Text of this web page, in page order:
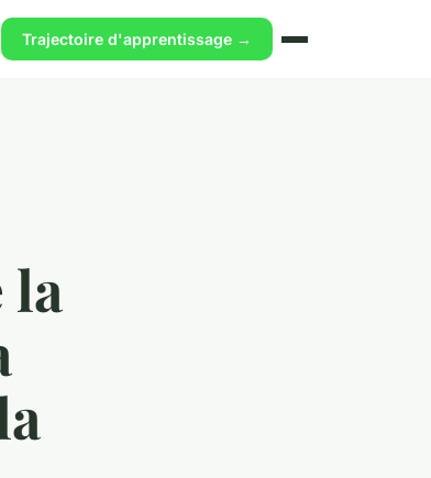
Trajectoire d'apprentissage →
la